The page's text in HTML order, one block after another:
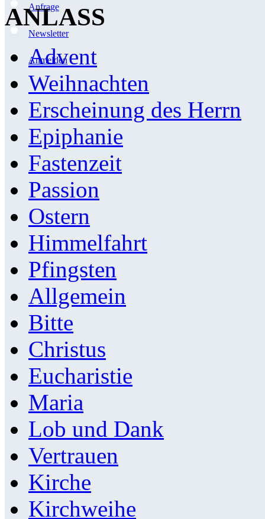
Anfrage
Newsletter
Anmelden
ANLASS
Advent
Weihnachten
Erscheinung des Herrn
Epiphanie
Fastenzeit
Passion
Ostern
Himmelfahrt
Pfingsten
Allgemein
Bitte
Christus
Eucharistie
Maria
Lob und Dank
Vertrauen
Kirche
Kirchweihe